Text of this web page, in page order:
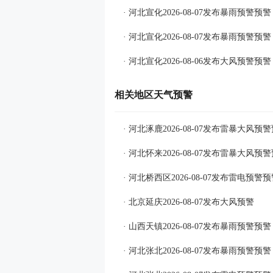
· 河北宣化2026-08-07发布暴雨预警预警
· 河北宣化2026-08-07发布暴雨预警预警
· 河北宣化2026-08-06发布大风预警预警
相关地区天气预警
· 河北涿鹿2026-08-07发布雷暴大风预
· 河北怀来2026-08-07发布雷暴大风预
· 河北桥西区2026-08-07发布雷电预警预
· 北京延庆2026-08-07发布大风预警
· 山西天镇2026-08-07发布暴雨预警预警
· 河北张北2026-08-07发布暴雨预警预警